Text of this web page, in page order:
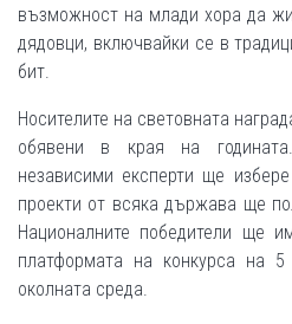
възможност на млади хора да
дядовци, включвайки се в
бит.
Носителите на световната
обявени в края на
независими експерти ще
проекти от всяка държава ще
Националните победители ще
платформата на конкурса на
околната среда.